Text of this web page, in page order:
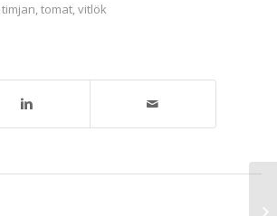
timjan,tomat,vitlök